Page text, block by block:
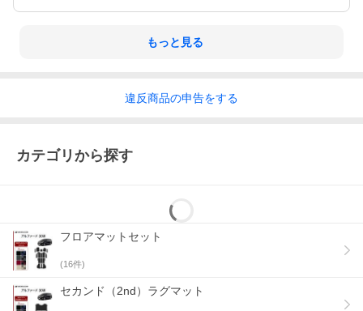
もっと見る
違反商品の申告をする
カテゴリから探す
フロアマットセット
(16件)
セカンド（2nd）ラグマット